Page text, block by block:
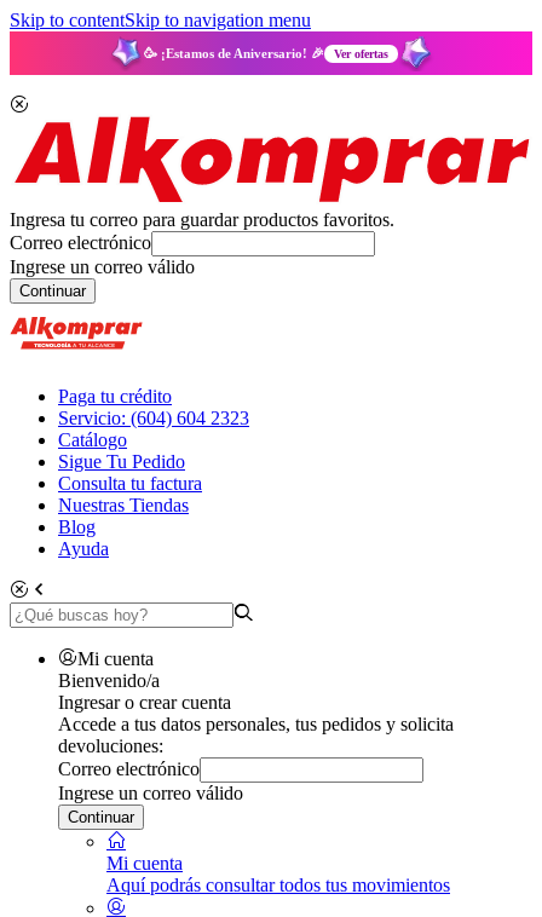
Skip to contentSkip to navigation menu
🥳 ¡Estamos de Aniversario! 🎉 Ver ofertas
Ingresa tu correo para guardar productos favoritos.
Correo electrónico
Ingrese un correo válido
Continuar
Paga tu crédito
Servicio: (604) 604 2323
Catálogo
Sigue Tu Pedido
Consulta tu factura
Nuestras Tiendas
Blog
Ayuda
Mi cuenta
Bienvenido/a
Ingresar o crear cuenta
Accede a tus datos personales, tus pedidos y solicita
devoluciones:
Correo electrónico
Ingrese un correo válido
Continuar
Mi cuenta
Aquí podrás consultar todos tus movimientos